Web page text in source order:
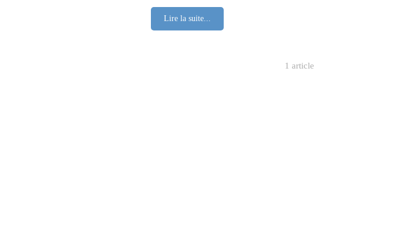
Lire la suite...
1 article